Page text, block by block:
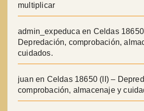
multiplicar
admin_expeduca en Celdas
Depredación, comprobación,
cuidados.
juan en Celdas 18650 (II) –
comprobación, almacenaje y